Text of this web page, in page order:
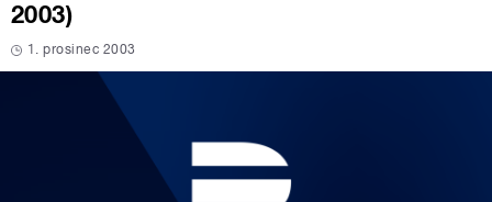
2003)
1. prosinec 2003